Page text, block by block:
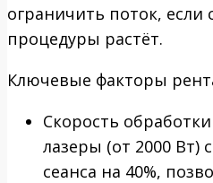
ограничить поток, если
процедуры растёт.
Ключевые факторы
Скорость
лазеры (от 2000
сеанса на 40%,